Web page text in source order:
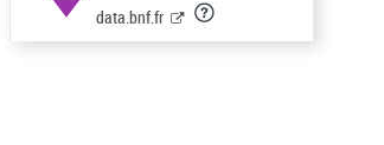
data.bnf.fr